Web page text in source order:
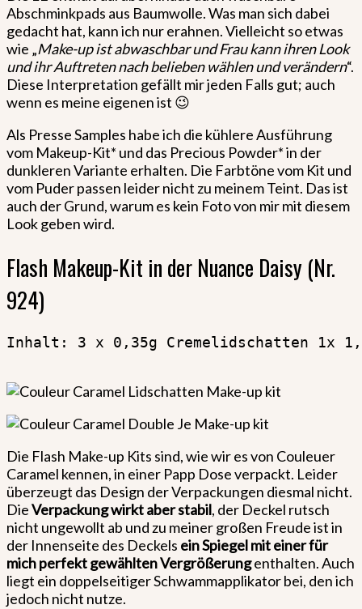
Abschminkpads aus Baumwolle. Was man sich dabei
gedacht hat, kann ich nur erahnen. Vielleicht so etwas
wie „Make-up ist abwaschbar und Frau kann ihren Look
und ihr Auftreten nach belieben wählen und verändern“.
Diese Interpretation gefällt mir jeden Falls gut; auch
wenn es meine eigenen ist 😉
Als Presse Samples habe ich die kühlere Ausführung
vom Makeup-Kit* und das Precious Powder* in der
dunkleren Variante erhalten. Die Farbtöne vom Kit und
vom Puder passen leider nicht zu meinem Teint. Das ist
auch der Grund, warum es kein Foto von mir mit diesem
Look geben wird.
Flash Makeup-Kit in der Nuance Daisy (Nr.
924)
Inhalt: 3 x 0,35g Cremelidschatten 1x
Die Flash Make-up Kits sind, wie wir es von Couleuer
Caramel kennen, in einer Papp Dose verpackt. Leider
überzeugt das Design der Verpackungen diesmal nicht.
DieVerpackung wirkt aber stabil, der Deckel rutsch
nicht ungewollt ab und zu meiner großen Freude ist in
der Innenseite des Deckels ein Spiegel mit einer für
mich perfekt gewählten Vergrößerungenthalten. Auch
liegt ein doppelseitiger Schwammapplikator bei, den ich
jedoch nicht nutze.